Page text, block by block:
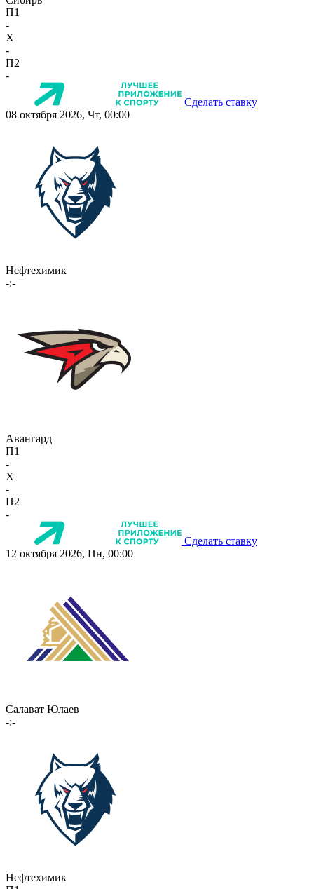
П1
-
X
-
П2
-
Сделать ставку
08 октября 2026, Чт, 00:00
Нефтехимик
-:-
Авангард
П1
-
X
-
П2
-
Сделать ставку
12 октября 2026, Пн, 00:00
Салават Юлаев
-:-
Нефтехимик